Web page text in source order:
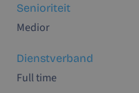
Senioriteit
Medior
Dienstverband
Full time